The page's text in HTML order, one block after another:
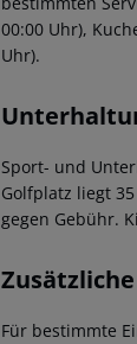
00:00 Uhr),
Uhr).
Sport- und
Golfplatz liegt
gegen Gebühr.
Für bestimmte